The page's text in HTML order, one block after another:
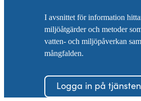
I avsnittet för information
miljöåtgärder och metoder
vatten- och miljöpåverkan
mångfalden.
Logga in på tjänsten